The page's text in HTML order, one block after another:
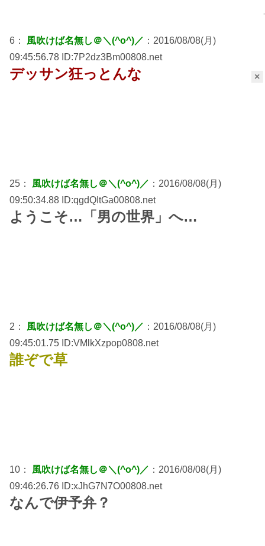
×
6： 風吹けば名無し＠＼(^o^)／ ：2016/08/08(月)
09:45:56.78 ID:7P2dz3Bm00808.net
デッサン狂っとんな
25： 風吹けば名無し＠＼(^o^)／ ：2016/08/08(月)
09:50:34.88 ID:qgdQItGa00808.net
ようこそ…「男の世界」へ…
2： 風吹けば名無し＠＼(^o^)／ ：2016/08/08(月)
09:45:01.75 ID:VMlkXzpop0808.net
誰ぞで草
10： 風吹けば名無し＠＼(^o^)／ ：2016/08/08(月)
09:46:26.76 ID:xJhG7N7O00808.net
なんで伊予弁？